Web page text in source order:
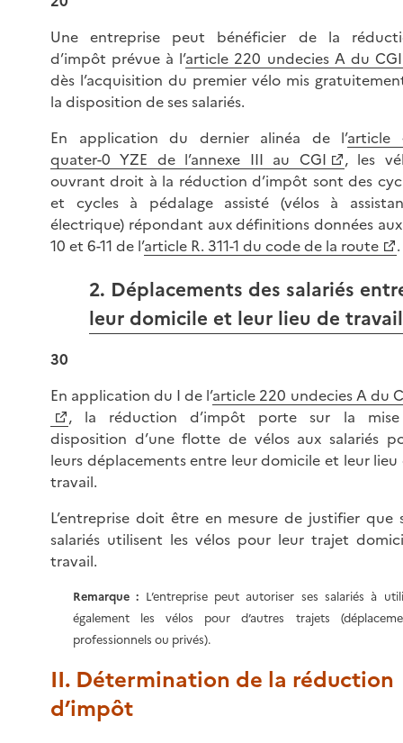
Une entreprise peut bénéficier de la
d’impôt prévue à l’article 220 undecies A du CGI
dès l’acquisition du premier vélo mis
la disposition de ses salariés.
En application du dernier alinéa de l’article
quater-0 YZE de l’annexe III au CGI
, les
ouvrant droit à la réduction d’impôt sont des
et cycles à pédalage assisté (vélos à
électrique) répondant aux définitions données
10 et 6-11 de l’article R. 311-1 du code de la route .
2. Déplacements des salariés
leur domicile et leur lieu de travail
30
En application du I de l’article 220 undecies A du
, la réduction d’impôt porte sur la
disposition d’une flotte de vélos aux salariés
leurs déplacements entre leur domicile et leur lieu
travail.
L’entreprise doit être en mesure de justifier que
salariés utilisent les vélos pour leur trajet
travail.
Remarque : L’entreprise peut autoriser ses salariés à
également les vélos pour d’autres trajets
professionnels ou privés).
II. Détermination de la réduction
d’impôt